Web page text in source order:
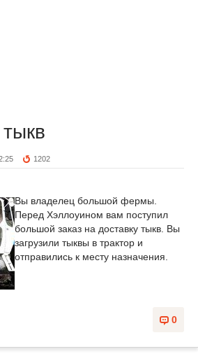
1202
Вы владелец большой фермы.
Перед Хэллоуином вам поступил
большой заказ на доставку тыкв. Вы
загрузили тыквы в трактор и
отправились к месту назначения.
0